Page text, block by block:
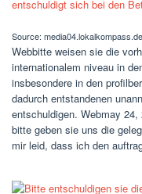
Source: media04.lokalkompass.de
Webbitte weisen sie die
internationalem niveau in
insbesondere in den
dadurch entstandenen
entschuldigen. Webmay 24,
bitte geben sie uns die
mir leid, dass ich den